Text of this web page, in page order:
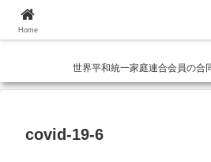
世界平和統一家庭連合会員の合
covid-19-6
Home